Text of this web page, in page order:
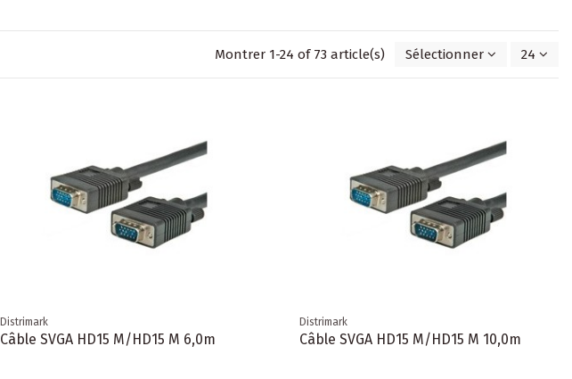
Montrer 1-24 of 73 article(s) Sélectionner 24
Distrimark
Câble SVGA HD15 M/HD15 M 6,0m
Distrimark
Câble SVGA HD15 M/HD15 M 10,0m